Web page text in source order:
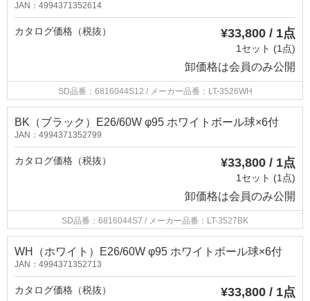
JAN：4994371352614
カタログ価格（税抜） ¥33,800 / 1点
1セット (1点)
卸価格は会員のみ公開
SD品番：6816044S12 / メーカー品番：LT-3526WH
BK（ブラック）E26/60W φ95 ホワイトボール球×6付
JAN：4994371352799
カタログ価格（税抜） ¥33,800 / 1点
1セット (1点)
卸価格は会員のみ公開
SD品番：6816044S7 / メーカー品番：LT-3527BK
WH（ホワイト）E26/60W φ95 ホワイトボール球×6付
JAN：4994371352713
カタログ価格（税抜） ¥33,800 / 1点